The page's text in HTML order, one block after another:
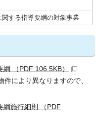
する指導要綱の対象事業
（PDF 106.5KB）
により異なりますので、
綱施行細則 （PDF